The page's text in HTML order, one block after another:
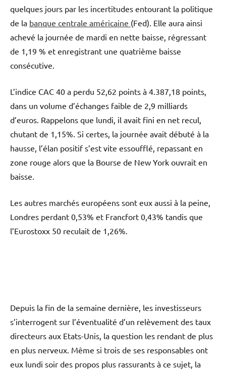
quelques jours par les incertitudes entourant la politique
de la banque centrale américaine (Fed). Elle aura ainsi
achevé la journée de mardi en nette baisse, régressant
de 1,19 % et enregistrant une quatrième baisse
consécutive.
L’indice CAC 40 a perdu 52,62 points à 4.387,18 points,
dans un volume d’échanges faible de 2,9 milliards
d’euros. Rappelons que lundi, il avait fini en net recul,
chutant de 1,15%. Si certes, la journée avait débuté à la
hausse, l’élan positif s’est vite essoufflé, repassant en
zone rouge alors que la Bourse de New York ouvrait en
baisse.
Les autres marchés européens sont eux aussi à la peine,
Londres perdant 0,53% et Francfort 0,43% tandis que
l’Eurostoxx 50 reculait de 1,26%.
Depuis la fin de la semaine dernière, les investisseurs
s’interrogent sur l’éventualité d’un relèvement des taux
directeurs aux Etats-Unis, la question les rendant de plus
en plus nerveux. Même si trois de ses responsables ont
eux lundi soir des propos plus rassurants à ce sujet, la